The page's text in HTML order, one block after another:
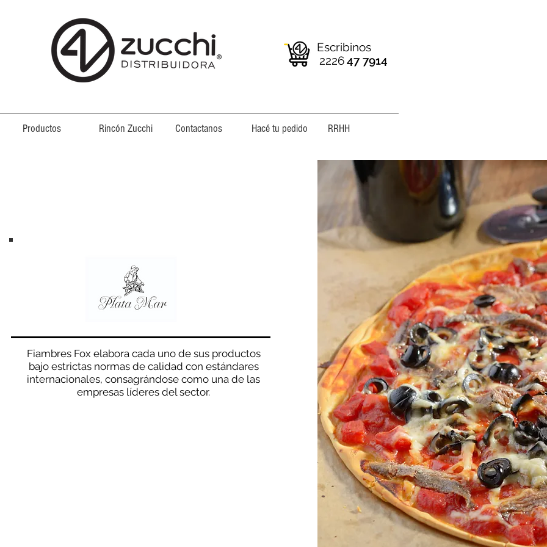
Escribinos
2226 47 7914
Productos Rincón Zucchi Contactanos Hacé tu pedido RRHH
Fiambres Fox elabora cada uno de sus productos
bajo estrictas normas de calidad con estándares
internacionales, consagrándose como una de las
empresas líderes del sector.